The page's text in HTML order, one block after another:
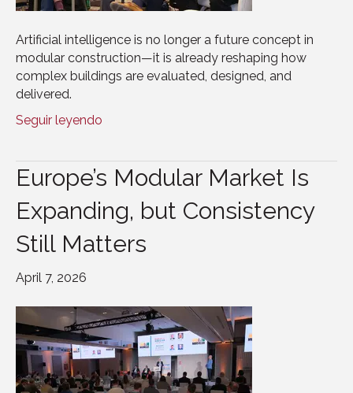
Artificial intelligence is no longer a future concept in
modular construction—it is already reshaping how
complex buildings are evaluated, designed, and
delivered.
Seguir leyendo
Europe’s Modular Market Is
Expanding, but Consistency
Still Matters
April 7, 2026